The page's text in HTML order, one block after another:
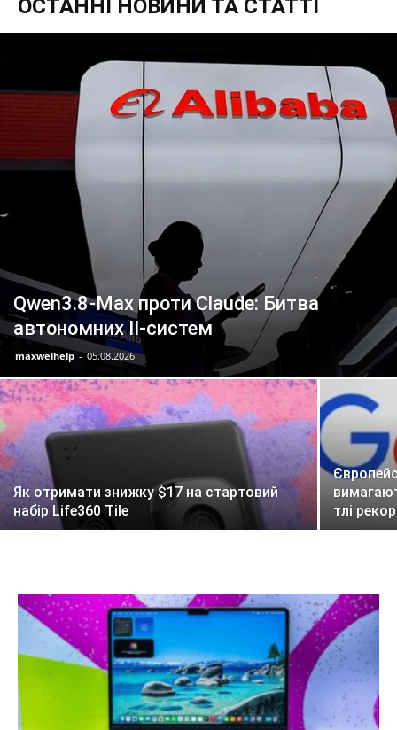
ОСТАННІ НОВИНИ ТА СТАТТІ
Qwen3.8-Max проти Claude: Битва
автономних ІІ-систем
maxwelhelp - 05.08.2026
Як отримати знижку $17 на стартовий
набір Life360 Tile
тлі